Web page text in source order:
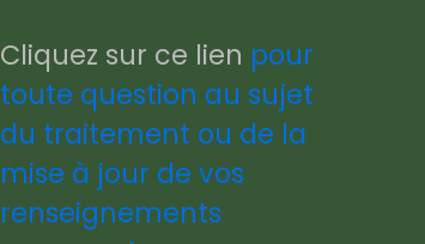
Cliquez sur ce lien pour
toute question au sujet
du traitement ou de la
mise à jour de vos
renseignements